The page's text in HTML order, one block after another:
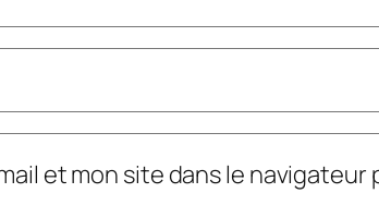
et mon site dans le